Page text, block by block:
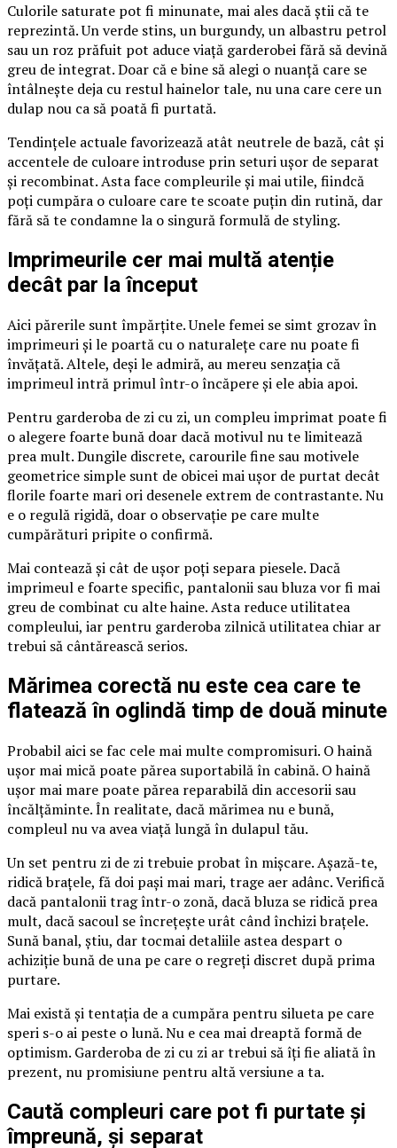
Culorile saturate pot fi minunate, mai ales dacă știi că te
reprezintă. Un verde stins, un burgundy, un albastru petrol
sau un roz prăfuit pot aduce viață garderobei fără să devină
greu de integrat. Doar că e bine să alegi o nuanță care se
întâlnește deja cu restul hainelor tale, nu una care cere un
dulap nou ca să poată fi purtată.
Tendințele actuale favorizează atât neutrele de bază, cât și
accentele de culoare introduse prin seturi ușor de separat
și recombinat. Asta face compleurile și mai utile, fiindcă
poți cumpăra o culoare care te scoate puțin din rutină, dar
fără să te condamne la o singură formulă de styling.
Imprimeurile cer mai multă atenție
decât par la început
Aici părerile sunt împărțite. Unele femei se simt grozav în
imprimeuri și le poartă cu o naturalețe care nu poate fi
învățată. Altele, deși le admiră, au mereu senzația că
imprimeul intră primul într-o încăpere și ele abia apoi.
Pentru garderoba de zi cu zi, un compleu imprimat poate fi
o alegere foarte bună doar dacă motivul nu te limitează
prea mult. Dungile discrete, carourile fine sau motivele
geometrice simple sunt de obicei mai ușor de purtat decât
florile foarte mari ori desenele extrem de contrastante. Nu
e o regulă rigidă, doar o observație pe care multe
cumpărături pripite o confirmă.
Mai contează și cât de ușor poți separa piesele. Dacă
imprimeul e foarte specific, pantalonii sau bluza vor fi mai
greu de combinat cu alte haine. Asta reduce utilitatea
compleului, iar pentru garderoba zilnică utilitatea chiar ar
trebui să cântărească serios.
Mărimea corectă nu este cea care te
flatează în oglindă timp de două minute
Probabil aici se fac cele mai multe compromisuri. O haină
ușor mai mică poate părea suportabilă în cabină. O haină
ușor mai mare poate părea reparabilă din accesorii sau
încălțăminte. În realitate, dacă mărimea nu e bună,
compleul nu va avea viață lungă în dulapul tău.
Un set pentru zi de zi trebuie probat în mișcare. Așază-te,
ridică brațele, fă doi pași mai mari, trage aer adânc. Verifică
dacă pantalonii trag într-o zonă, dacă bluza se ridică prea
mult, dacă sacoul se încrețește urât când închizi brațele.
Sună banal, știu, dar tocmai detaliile astea despart o
achiziție bună de una pe care o regreți discret după prima
purtare.
Mai există și tentația de a cumpăra pentru silueta pe care
speri s-o ai peste o lună. Nu e cea mai dreaptă formă de
optimism. Garderoba de zi cu zi ar trebui să îți fie aliată în
prezent, nu promisiune pentru altă versiune a ta.
Caută compleuri care pot fi purtate și
împreună, și separat